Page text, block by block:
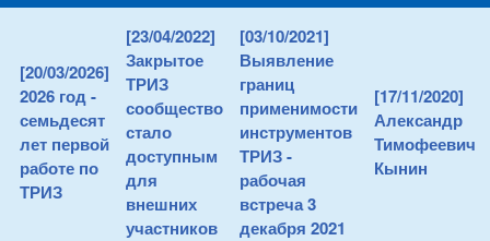
[20/03/2026]
2026 год -
семьдесят
лет первой
работе по
ТРИЗ
[23/04/2022]
Закрытое
ТРИЗ
сообщество
стало
доступным
для
внешних
участников
[03/10/2021]
Выявление
границ
применимости
инструментов
ТРИЗ -
рабочая
встреча 3
декабря 2021
[17/11/2020]
Александр
Тимофеевич
Кынин